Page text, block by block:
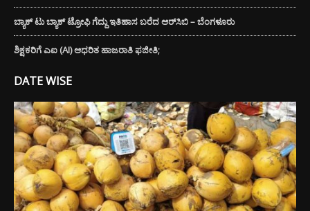
ಬ್ಯಾಕ್ ಟು ಬ್ಯಾಕ್ ಟ್ರೋಫಿ ಗೆದ್ದು ಇತಿಹಾಸ ಬರೆದ ಆರ್‌ಸಿಬಿ – ಬೆಂಗಳೂರು
ಶಿಕ್ಷಕರಿಗೆ ಎಐ (AI) ಆಧರಿತ ಹಾಜರಾತಿ ಫಜೀತಿ;
DATE WISE